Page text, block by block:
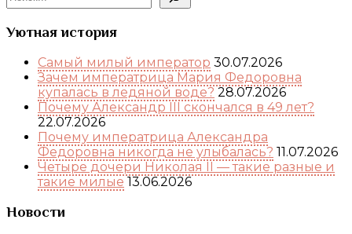
Уютная история
Самый милый император 30.07.2026
Зачем императрица Мария Федоровна
купалась в ледяной воде? 28.07.2026
Почему Александр III скончался в 49 лет?
22.07.2026
Почему императрица Александра
Федоровна никогда не улыбалась? 11.07.2026
Четыре дочери Николая II — такие разные и
такие милые 13.06.2026
Новости